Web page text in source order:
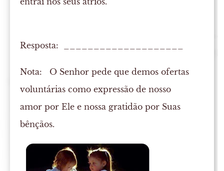
Resposta: ____________________
Nota: O Senhor pede que demos ofertas
voluntárias como expressão de nosso
amor por Ele e nossa gratidão por Suas
bênçãos.